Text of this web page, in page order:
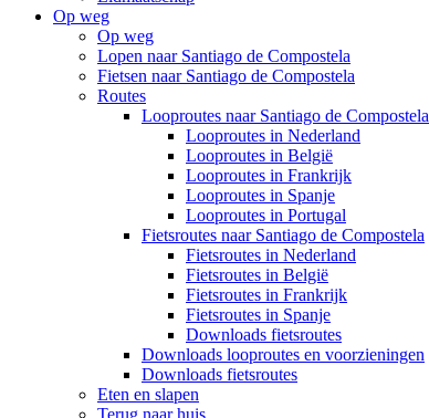
Op weg
Op weg
Lopen naar Santiago de Compostela
Fietsen naar Santiago de Compostela
Routes
Looproutes naar Santiago de Compostela
Looproutes in Nederland
Looproutes in België
Looproutes in Frankrijk
Looproutes in Spanje
Looproutes in Portugal
Fietsroutes naar Santiago de Compostela
Fietsroutes in Nederland
Fietsroutes in België
Fietsroutes in Frankrijk
Fietsroutes in Spanje
Downloads fietsroutes
Downloads looproutes en voorzieningen
Downloads fietsroutes
Eten en slapen
Terug naar huis